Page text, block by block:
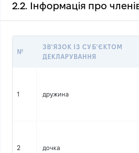
2.2. Інформація про
№
ЗВ'ЯЗОК ІЗ СУБ'ЄКТОМ
ДЕКЛАРУВАННЯ
1 дружина
2 дочка